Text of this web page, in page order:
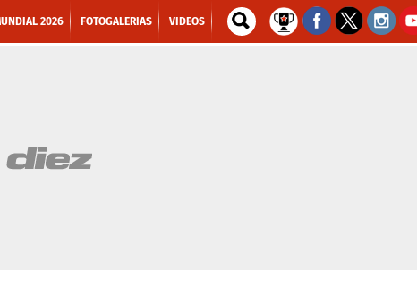
2026 FOTOGALERIAS VIDEOS